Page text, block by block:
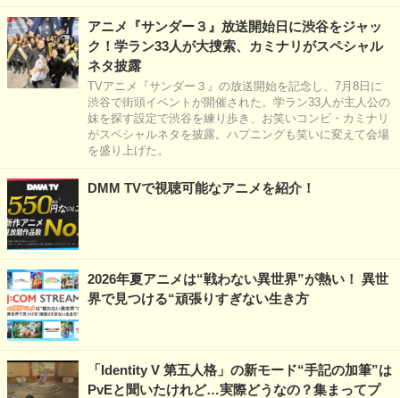
アニメ『サンダー３』放送開始日に渋谷をジャッ
ク！学ラン33人が大捜索、カミナリがスペシャル
ネタ披露
TVアニメ『サンダー３』の放送開始を記念し、7月8日に
渋谷で街頭イベントが開催された。学ラン33人が主人公の
妹を探す設定で渋谷を練り歩き、お笑いコンビ・カミナリ
がスペシャルネタを披露。ハプニングも笑いに変えて会場
を盛り上げた。
DMM TVで視聴可能なアニメを紹介！
2026年夏アニメは“戦わない異世界”が熱い！ 異世
界で見つける“頑張りすぎない生き方
「Identity V 第五人格」の新モード“手記の加筆”は
PvEと聞いたけれど…実際どうなの？集まってプ